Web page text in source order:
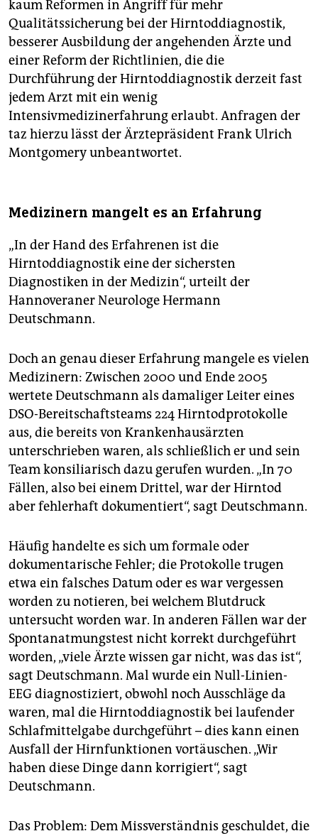
kaum Reformen in Angriff für mehr
Qualitätssicherung bei der Hirntoddiagnostik,
besserer Ausbildung der angehenden Ärzte und
einer Reform der Richtlinien, die die
Durchführung der Hirntoddiagnostik derzeit fast
jedem Arzt mit ein wenig
Intensivmedizinerfahrung erlaubt. Anfragen der
taz hierzu lässt der Ärztepräsident Frank Ulrich
Montgomery unbeantwortet.
Medizinern mangelt es an Erfahrung
„In der Hand des Erfahrenen ist die
Hirntoddiagnostik eine der sichersten
Diagnostiken in der Medizin“, urteilt der
Hannoveraner Neurologe Hermann
Deutschmann.
Doch an genau dieser Erfahrung mangele es vielen
Medizinern: Zwischen 2000 und Ende 2005
wertete Deutschmann als damaliger Leiter eines
DSO-Bereitschaftsteams 224 Hirntodprotokolle
aus, die bereits von Krankenhausärzten
unterschrieben waren, als schließlich er und sein
Team konsiliarisch dazu gerufen wurden. „In 70
Fällen, also bei einem Drittel, war der Hirntod
aber fehlerhaft dokumentiert“, sagt Deutschmann.
Häufig handelte es sich um formale oder
dokumentarische Fehler; die Protokolle trugen
etwa ein falsches Datum oder es war vergessen
worden zu notieren, bei welchem Blutdruck
untersucht worden war. In anderen Fällen war der
Spontanatmungstest nicht korrekt durchgeführt
worden, „viele Ärzte wissen gar nicht, was das ist“,
sagt Deutschmann. Mal wurde ein Null-Linien-
EEG diagnostiziert, obwohl noch Ausschläge da
waren, mal die Hirntoddiagnostik bei laufender
Schlafmittelgabe durchgeführt – dies kann einen
Ausfall der Hirnfunktionen vortäuschen. „Wir
haben diese Dinge dann korrigiert“, sagt
Deutschmann.
Das Problem: Dem Missverständnis geschuldet, die